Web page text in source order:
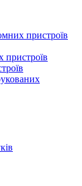
пристроїв
пристроїв